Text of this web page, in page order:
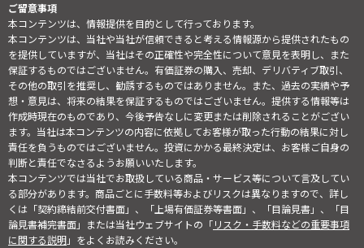
ご留意事項
本コンテンツは、情報提供を目的として行っております。
本コンテンツは、当社や当社が信頼できると考える情報源から提供されたもの
を提供していますが、当社はその正確性や完全性について意見を表明し、また
保証するものではございません。有価証券の購入、売却、デリバティブ取引、
その他の取引を推奨し、勧誘するものではありません。また、過去の実績や予
想・意見は、将来の結果を保証するものではございません。提供する情報等は
作成時現在のものであり、今後予告なしに変更または削除されることがござい
ます。当社は本コンテンツの内容に依拠してお客様が取った行動の結果に対し
責任を負うものではございません。投資にかかる最終決定は、お客様ご自身の
判断と責任でなさるようお願いいたします。
本コンテンツでは当社でお取扱している商品・サービス等について言及してい
る部分があります。商品ごとに手数料等およびリスクは異なりますので、詳し
くは「契約締結前交付書面」、「上場有価証券等書面」、「目論見書」、「目
論見書補完書面」または当社ウェブサイトの「リスク・手数料などの重要事項
に関する説明」をよくお読みください。